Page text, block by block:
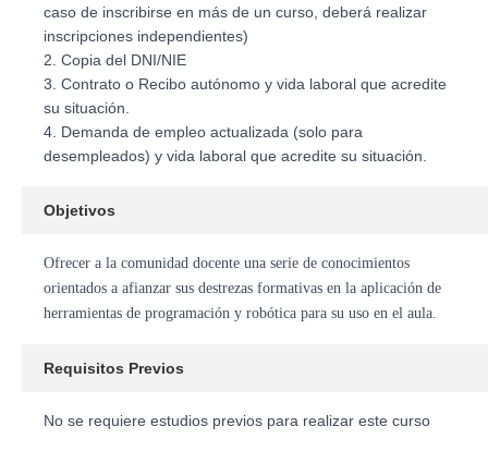
caso de inscribirse en más de un curso, deberá realizar
inscripciones independientes)
2. Copia del DNI/NIE
3. Contrato o Recibo autónomo y vida laboral que acredite
su situación.
4. Demanda de empleo actualizada (solo para
desempleados) y vida laboral que acredite su situación.
Objetivos
Ofrecer a la comunidad docente una serie de conocimientos
orientados a afianzar sus destrezas formativas en la aplicación de
herramientas de programación y robótica para su uso en el aula.
Requisitos Previos
No se requiere estudios previos para realizar este curso